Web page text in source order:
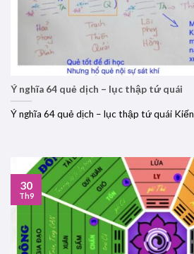
Ý nghĩa 64 quẻ dịch – lục thập tứ quái
Ý nghĩa 64 quẻ dịch – lục thập tứ quái
30
Th9